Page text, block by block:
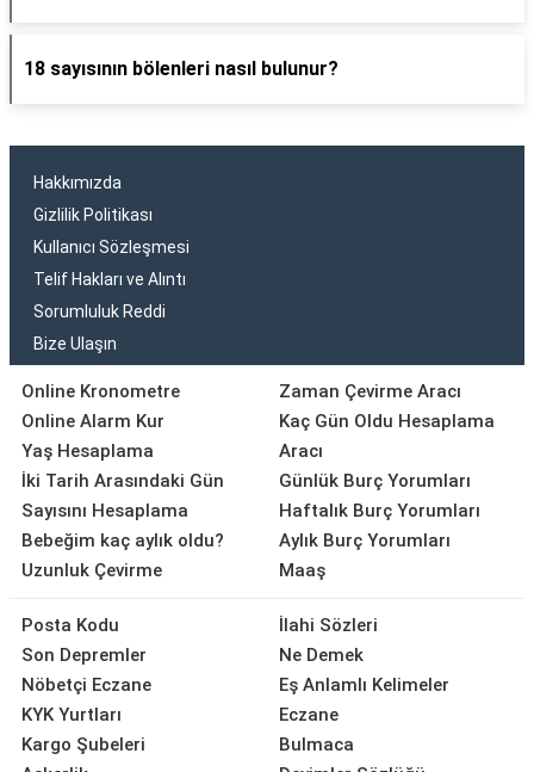
18 sayısının bölenleri nasıl bulunur?
Hakkımızda
Gizlilik Politikası
Kullanıcı Sözleşmesi
Telif Hakları ve Alıntı
Sorumluluk Reddi
Bize Ulaşın
Online Kronometre
Online Alarm Kur
Yaş Hesaplama
İki Tarih Arasındaki Gün
Sayısını Hesaplama
Bebeğim kaç aylık oldu?
Uzunluk Çevirme
Zaman Çevirme Aracı
Kaç Gün Oldu Hesaplama
Aracı
Günlük Burç Yorumları
Haftalık Burç Yorumları
Aylık Burç Yorumları
Maaş
Posta Kodu
Son Depremler
Nöbetçi Eczane
KYK Yurtları
Kargo Şubeleri
İlahi Sözleri
Ne Demek
Eş Anlamlı Kelimeler
Eczane
Bulmaca